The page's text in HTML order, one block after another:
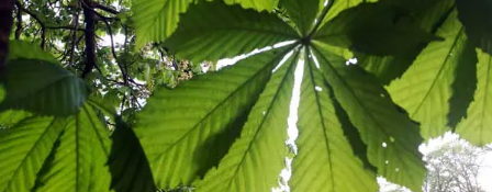
Über mich
Mein Buch
Kontakt
Newsletter